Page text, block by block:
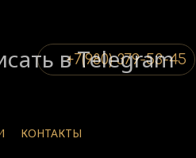
+7(980) 379-53-45
КОНТАКТЫ